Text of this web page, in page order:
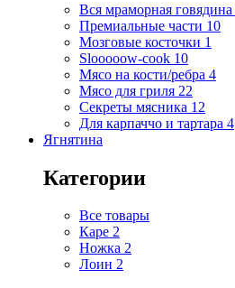
Вся мраморная говядина
Премиальные части 10
Мозговые косточки 1
Slooooow-cook 10
Мясо на кости/ребра 4
Мясо для гриля 22
Секреты мясника 12
Для карпаччо и тартара 4
Ягнятина
Категории
Все товары
Каре 2
Ножка 2
Лоин 2